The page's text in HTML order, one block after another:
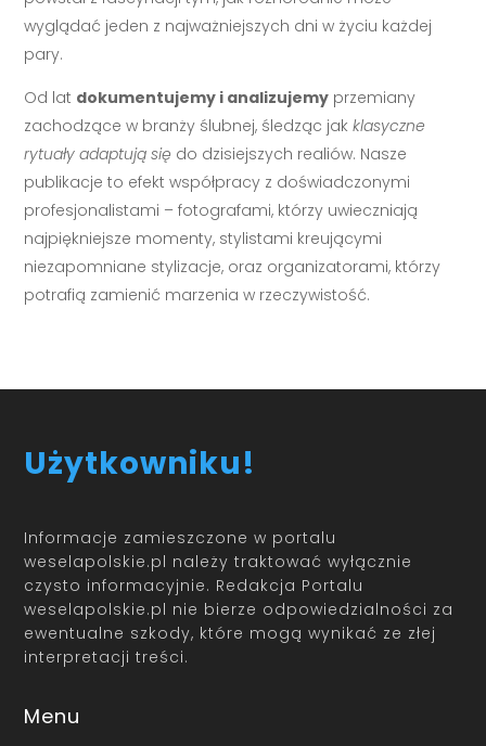
wyglądać jeden z najważniejszych dni w życiu każdej
pary.
Od lat dokumentujemy i analizujemy przemiany
zachodzące w branży ślubnej, śledząc jakklasyczne
rytuały adaptują się do dzisiejszych realiów. Nasze
publikacje to efekt współpracy z doświadczonymi
profesjonalistami – fotografami, którzy uwieczniają
najpiękniejsze momenty, stylistami kreującymi
niezapomniane stylizacje, oraz organizatorami, którzy
potrafią zamienić marzenia w rzeczywistość.
Użytkowniku!
Informacje zamieszczone w portalu
weselapolskie.pl należy traktować wyłącznie
czysto informacyjnie. Redakcja Portalu
weselapolskie.pl nie bierze odpowiedzialności za
ewentualne szkody, które mogą wynikać ze złej
interpretacji treści.
Menu